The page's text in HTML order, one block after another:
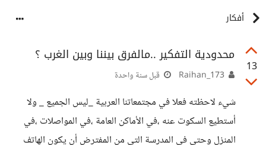
أفكار
13
محدودية التفكير ..مالفرق بيننا وبين الغرب ؟
قبل سنة واحدة
شيء لاحظته فعلا في مجتمعاتنا العربية _ليس الجميع _ ولا
أستطيع السكوت عنه ،في الأماكن العامة ،في المواصلات ،في
المنزل وحتى في المدرسة التي من المفترض أن يكون الهاتف